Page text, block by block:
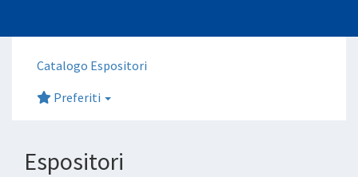
Catalogo Espositori
Preferiti
Espositori